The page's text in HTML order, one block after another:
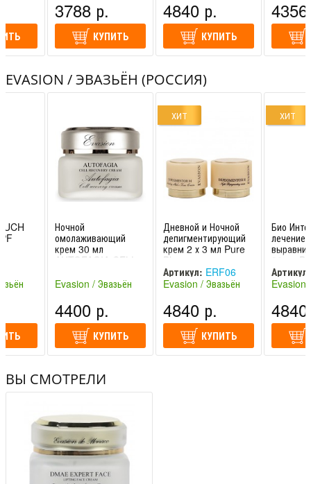
Корея)
3788 р.
КУПИТЬ
4840 р.
КУПИТЬ
EVASION / ЭВАЗЬЁН (РОССИЯ)
Ночной
омолаживающий
крем 30 мл
AUTOFAGIA CELL
Evasion / Эвазьон
Evasion / Эвазьён
4400 р.
КУПИТЬ
ХИТ
Дневной и Ночной
депигментирующий
крем 2 х 3 мл Pure
Blanc
DEPEGMENTOR
R+M Evasion /
Артикул: ERF06
Evasion / Эвазьён
4840 р.
КУПИТЬ
ХИТ
Био
лечение
30 мл
/ Эвазьон
Артикул:
Evasion
ВЫ СМОТРЕЛИ